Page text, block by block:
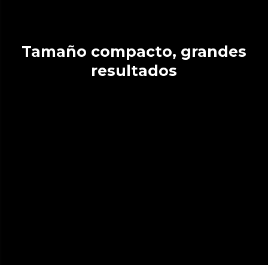
Tamaño compacto, grandes
resultados